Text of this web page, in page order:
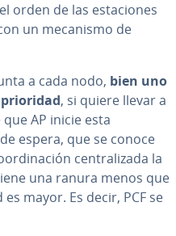
orden de las es­ta­cio­nes
un mecanismo de
a cada nodo, bien uno
, si quiere llevar a
AP inicie esta
espera, que se conoce
ce­n­tra­li­za­da la
una ranura menos que
mayor. Es decir, PCF se